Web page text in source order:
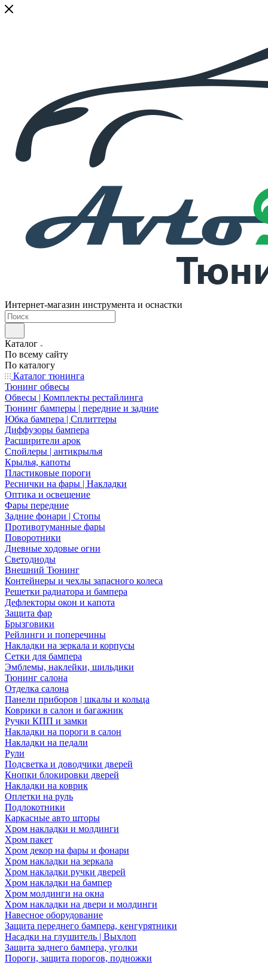
Интернет-магазин инструмента и оснастки
Каталог
По всему сайту
По каталогу
Каталог тюнинга
Тюнинг обвесы
Обвесы | Комплекты рестайлинга
Тюнинг бамперы | передние и задние
Юбка бампера | Сплиттеры
Диффузоры бампера
Расширители арок
Спойлеры | антикрылья
Крылья, капоты
Пластиковые пороги
Реснички на фары | Накладки
Оптика и освещение
Фары передние
Задние фонари | Стопы
Противотуманные фары
Поворотники
Дневные ходовые огни
Светодиоды
Внешний Тюнинг
Контейнеры и чехлы запасного колеса
Решетки радиатора и бампера
Дефлекторы окон и капота
Защита фар
Брызговики
Рейлинги и поперечины
Накладки на зеркала и корпусы
Сетки для бампера
Эмблемы, наклейки, шильдики
Тюнинг салона
Отделка салона
Панели приборов | шкалы и кольца
Коврики в салон и багажник
Ручки КПП и замки
Накладки на пороги в салон
Накладки на педали
Рули
Подсветка и доводчики дверей
Кнопки блокировки дверей
Накладки на коврик
Оплетки на руль
Подлокотники
Каркасные авто шторы
Хром накладки и молдинги
Хром пакет
Хром декор на фары и фонари
Хром накладки на зеркала
Хром накладки ручки дверей
Хром накладки на бампер
Хром молдинги на окна
Хром накладки на двери и молдинги
Навесное оборудование
Защита переднего бампера, кенгурятники
Насадки на глушитель | Выхлоп
Защита заднего бампера, уголки
Пороги, защита порогов, подножки